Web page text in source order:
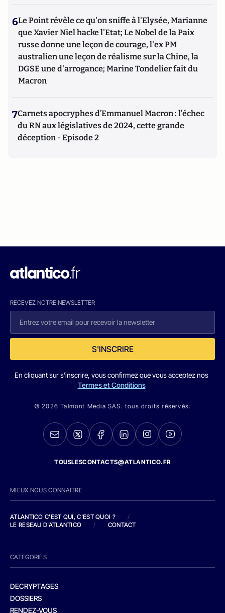
6Le Point révèle ce qu'on sniffe à l'Elysée, Marianne
que Xavier Niel hacke l'Etat; Le Nobel de la Paix
russe donne une leçon de courage, l'ex PM
australien une leçon de réalisme sur la Chine, la
DGSE une d'arrogance; Marine Tondelier fait du
Macron
7Carnets apocryphes d’Emmanuel Macron : l’échec
du RN aux législatives de 2024, cette grande
déception - Episode 2
RECEVEZ NOTRE NEWSLETTER
S'INSCRIRE
En cliquant sur s'inscrire, vous confirmez que vous acceptez nos
Termes et Conditions
© 2026 Talmont Media SAS. tous droits réservés.
TOUSLESCONTACTS@ATLANTICO.FR
MIEUX NOUS CONNAITRE
ATLANTICO C'EST QUI, C'EST QUOI ?
/
LE RESEAU D'ATLANTICO
/ CONTACT
CATEGORIES
DECRYPTAGES
DOSSIERS
RENDEZ-VOUS